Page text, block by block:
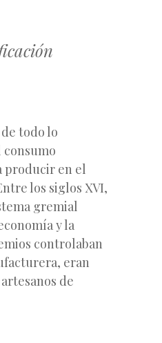
todo lo
consumo
producir en el
los siglos XVI,
gremial
y la
controlaban
eran
de